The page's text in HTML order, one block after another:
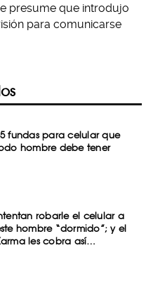
presume que introdujo
para comunicarse
fundas para celular que
hombre debe tener
robarle el celular a
hombre “dormido”; y el
les cobra así…